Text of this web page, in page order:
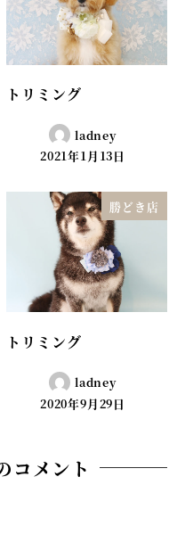
トリミング
ladney
2021年1月13日
勝どき店
トリミング
ladney
2020年9月29日
コメント